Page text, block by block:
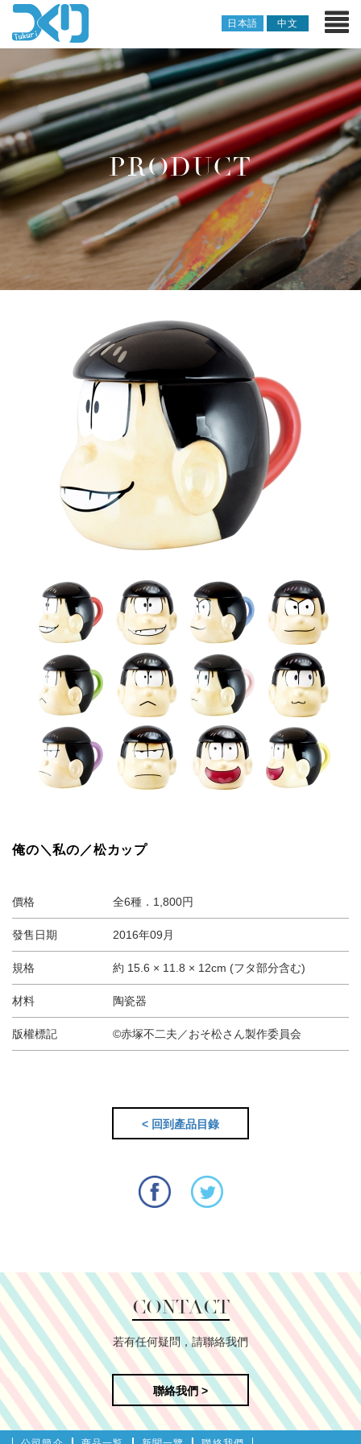
日本語 中文
PRODUCT
俺の＼私の／松カップ
價格 全6種．1,800円
發售日期 2016年09月
規格 約 15.6 × 11.8 × 12cm (フタ部分含む)
材料 陶瓷器
版權標記 ©赤塚不二夫／おそ松さん製作委員会
< 回到產品目錄
CONTACT
若有任何疑問，請聯絡我們
聯絡我們 >